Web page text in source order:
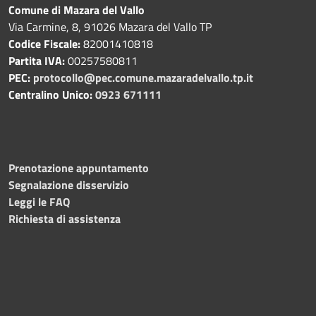
Comune di Mazara del Vallo
Via Carmine, 8, 91026 Mazara del Vallo TP
Codice Fiscale:82001410818
Partita IVA:00257580811
PEC: protocollo@pec.comune.mazaradelvallo.tp.it
Centralino Unico:0923 671111
Prenotazione appuntamento
Segnalazione disservizio
Leggi le FAQ
Richiesta di assistenza